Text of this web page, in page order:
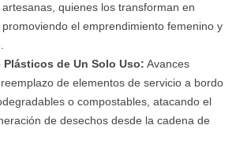
quienes los transforman en
el emprendimiento femenino y
de Un Solo Uso: Avances
de elementos de servicio a bordo
o compostables, atacando el
de desechos desde la cadena de